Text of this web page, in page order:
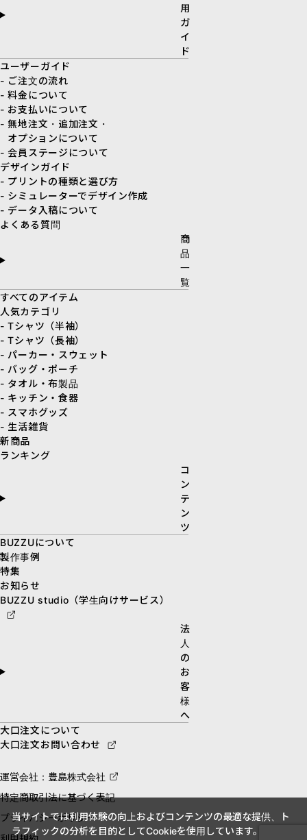
用
ガ
イ
ド
ユーザーガイド
- ご注文の流れ
- 料金について
- お支払いについて
- 無地注文・追加注文・
オプションについて
- 会員ステージについて
デザインガイド
- プリントの種類と選び方
- シミュレーターでデザイン作成
- データ入稿について
よくある質問
商
品
一
覧
すべてのアイテム
人気カテゴリ
- Tシャツ（半袖）
- Tシャツ（長袖）
- パーカー・スウェット
- バッグ・ポーチ
- タオル・布製品
- キッチン・食器
- スマホグッズ
- 生活雑貨
新商品
ランキング
コ
ン
テ
ン
ツ
BUZZUについて
製作事例
特集
お知らせ
BUZZU studio（学生向けサービス）
法
人
の
お
客
様
へ
大口注文について
大口注文お問い合わせ
運営会社：豊島株式会社
特定商取引法に基づく表記
プライバシーポリシー
当サイトでは利用体験の向上およびコンテンツの最適な提供、ト
ラフィックの分析を目的としてCookieを使用しています。